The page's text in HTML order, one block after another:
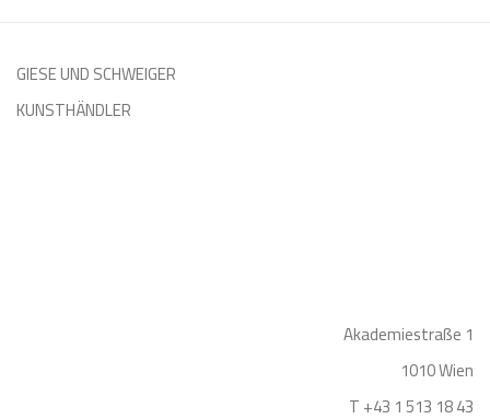
GIESE UND SCHWEIGER
KUNSTHÄNDLER
Akademiestraße 1
1010 Wien
T +43 1 513 18 43